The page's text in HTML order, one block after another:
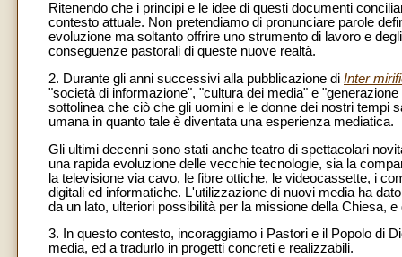
Ritenendo che i principi e le idee di questi documenti
contesto attuale. Non pretendiamo di pronunciare parole
evoluzione ma soltanto offrire uno strumento di lavoro e
conseguenze pastorali di queste nuove realtà.
2. Durante gli anni successivi alla pubblicazione di Inter
"società di informazione", "cultura dei media" e
sottolinea che ciò che gli uomini e le donne dei nostri tempi
umana in quanto tale è diventata una esperienza mediatica.
Gli ultimi decenni sono stati anche teatro di spettacolari
una rapida evoluzione delle vecchie tecnologie, sia la
la televisione via cavo, le fibre ottiche, le videocassette, i
digitali ed informatiche. L'utilizzazione di nuovi media ha
da un lato, ulteriori possibilità per la missione della Chiesa,
3. In questo contesto, incoraggiamo i Pastori e il Popolo di
media, ed a tradurlo in progetti concreti e realizzabili.